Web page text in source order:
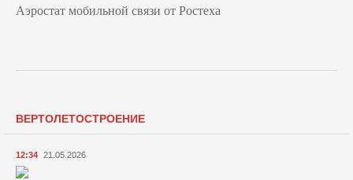
Аэростат мобильной связи от Ростеха
ВЕРТОЛЕТОСТРОЕНИЕ
12:34 21.05.2026